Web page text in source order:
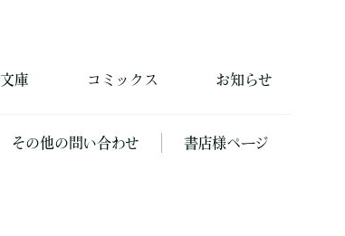
文庫 コミックス お知らせ
その他の問い合わせ 書店様ページ